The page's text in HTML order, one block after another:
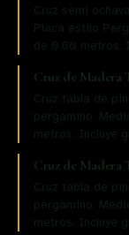
Cruz semi
Placa estilo
de 0.60 metros.
Cruz de Madera
Cruz tabla de
pergamino.
metros. Incluye
Cruz de Madera
Cruz tabla de
pergamino.
metros. Incluye